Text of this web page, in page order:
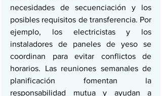
necesidades de secuenciación y los
posibles requisitos de transferencia. Por
ejemplo, los electricistas y los
instaladores de paneles de yeso se
coordinan para evitar conflictos de
horarios. Las reuniones semanales de
planificación fomentan la
responsabilidad mutua y ayudan a